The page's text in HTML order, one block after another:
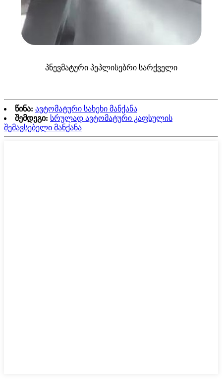
პნევმატური პეპლისებრი სარქველი
წინა: ავტომატური სახეხი მანქანა
შემდეგი: სრულად ავტომატური კაფსულის
შემავსებელი მანქანა